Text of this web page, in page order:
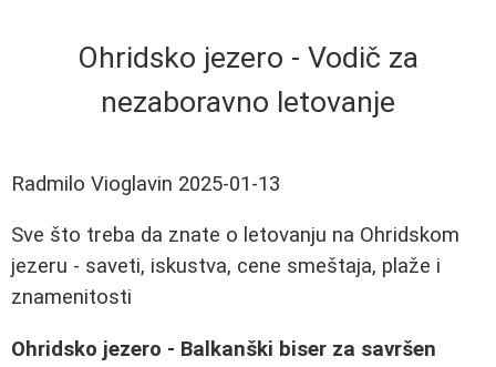
Ohridsko jezero - Vodič za
nezaboravno letovanje
Radmilo Vioglavin 2025-01-13
Sve što treba da znate o letovanju na Ohridskom
jezeru - saveti, iskustva, cene smeštaja, plaže i
znamenitosti
Ohridsko jezero - Balkanški biser za savršen